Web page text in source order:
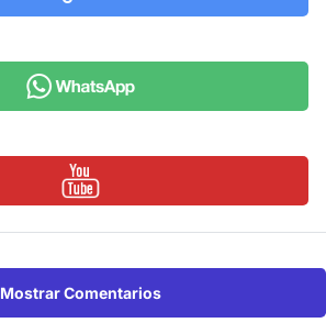
Mostrar Comentarios